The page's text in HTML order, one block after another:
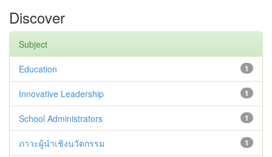
Discover
Subject
1
Education
1
Innovative Leadership
1
School Administrators
1
ภาวะผู้นำเชิงนวัตกรรม